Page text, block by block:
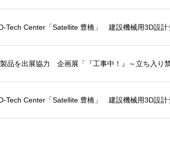
Center「Satellite 豊橋」 建設機械用3D設計
品を出展協力 企画展「『工事中！』～立ち入り
Tech Center「Satellite 豊橋」 建設機械用3D設計